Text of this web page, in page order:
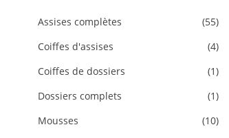
Assises complètes
(55)
Coiffes d'assises
(4)
Coiffes de dossiers
(1)
Dossiers complets
(1)
Mousses
(10)